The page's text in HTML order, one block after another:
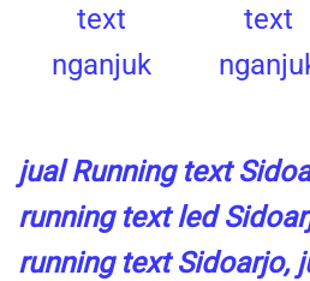
text
nganjuk
text
jual Running text
running text led
running text Sidoarjo,